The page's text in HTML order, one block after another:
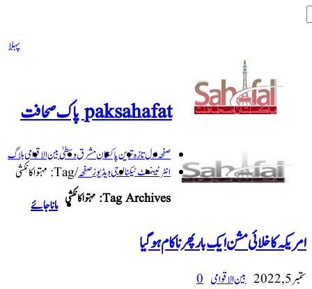
paksahafat پاک صحافت
صفحہ اولتازہ ترینپاکستانمشرق وسطیٰبین الاقوامیبلاگ
انٹرٹینمنٹٹیکنالوجیویڈیوز
پہلا
صفحہ/
Tag: مہتواکانکشی
Tag Archives: مہتواکانکشی
امریکہ کا خلائی مشن ایک بار پھر ناکام ہو گیا
ستمبر 5, 2022 بین الاقوامی 0
ماناجائے